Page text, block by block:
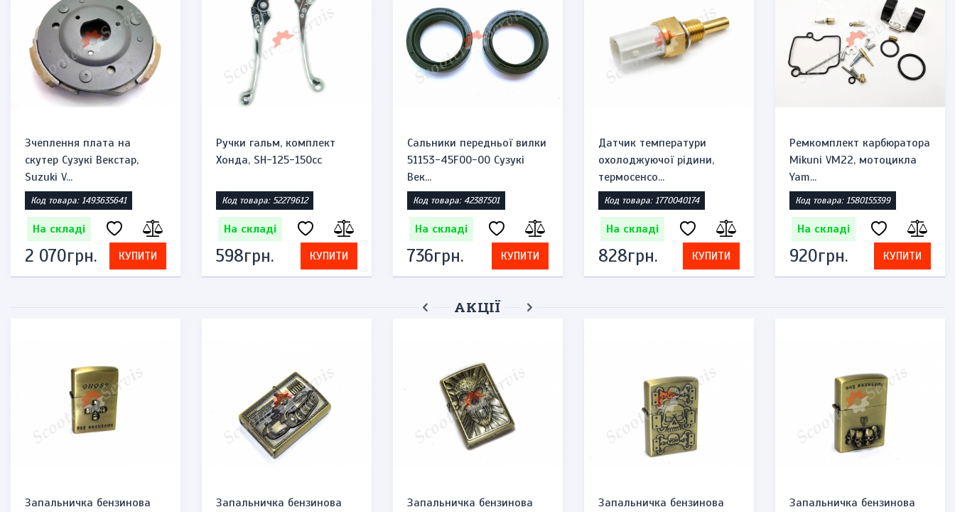
Зчеплення плата на
скутер Сузукі Векстар,
Suzuki V...
Код товара: 1493635641
На складі
2 070грн. КУПИТИ
Ручки гальм, комплект
Хонда, SH-125-150cc
Код товара: 52279612
На складі
598грн. КУПИТИ
Сальники передньої вилки
51153-45F00-00 Сузукі
Век...
Код товара: 42387501
На складі
736грн. КУПИТИ
Датчик температури
охолоджуючої рідини,
термосенсо...
Код товара: 1770040174
На складі
828грн. КУПИТИ
Ремкомплект карбюратора
Mikuni VM22, мотоцикла
Yam...
Код товара: 1580155399
На складі
920грн. КУПИТИ
АКЦІЇ
Запальничка бензинова
Запальничка бензинова
Запальничка бензинова
Запальничка бензинова
Запальничка бензинова